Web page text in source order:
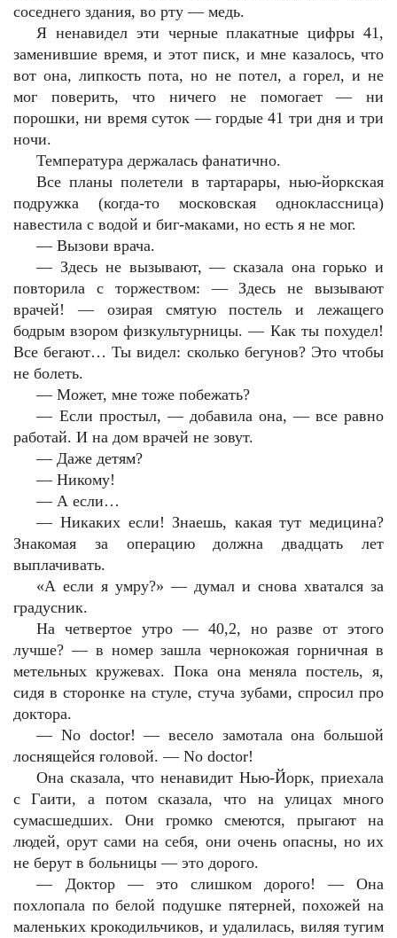
соседнего здания, во рту — медь.
Я ненавидел эти черные плакатные цифры 41,
заменившие время, и этот писк, и мне казалось, что
вот она, липкость пота, но не потел, а горел, и не
мог поверить, что ничего не помогает — ни
порошки, ни время суток — гордые 41 три дня и три
ночи.
Температура держалась фанатично.
Все планы полетели в тартарары, нью-йоркская
подружка (когда-то московская одноклассница)
навестила с водой и биг-маками, но есть я не мог.
— Вызови врача.
— Здесь не вызывают, — сказала она горько и
повторила с торжеством: — Здесь не вызывают
врачей! — озирая смятую постель и лежащего
бодрым взором физкультурницы. — Как ты похудел!
Все бегают… Ты видел: сколько бегунов? Это чтобы
не болеть.
— Может, мне тоже побежать?
— Если простыл, — добавила она, — все равно
работай. И на дом врачей не зовут.
— Даже детям?
— Никому!
— А если…
— Никаких если! Знаешь, какая тут медицина?
Знакомая за операцию должна двадцать лет
выплачивать.
«А если я умру?» — думал и снова хватался за
градусник.
На четвертое утро — 40,2, но разве от этого
лучше? — в номер зашла чернокожая горничная в
метельных кружевах. Пока она меняла постель, я,
сидя в сторонке на стуле, стуча зубами, спросил про
доктора.
— No doctor! — весело замотала она большой
лоснящейся головой. — No doctor!
Она сказала, что ненавидит Нью-Йорк, приехала
с Гаити, а потом сказала, что на улицах много
сумасшедших. Они громко смеются, прыгают на
людей, орут сами на себя, они очень опасны, но их
не берут в больницы — это дорого.
— Доктор — это слишком дорого! — Она
похлопала по белой подушке пятерней, похожей на
маленьких крокодильчиков, и удалилась, виляя тугим